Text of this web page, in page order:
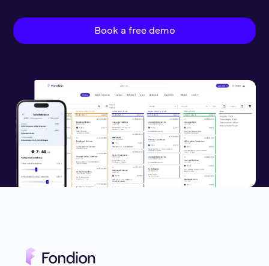
Book a free demo